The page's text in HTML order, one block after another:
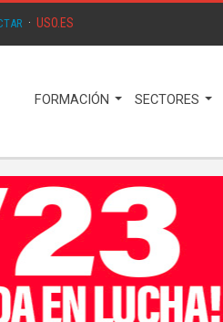
· USO.ES
FORMACIÓN SECTORES